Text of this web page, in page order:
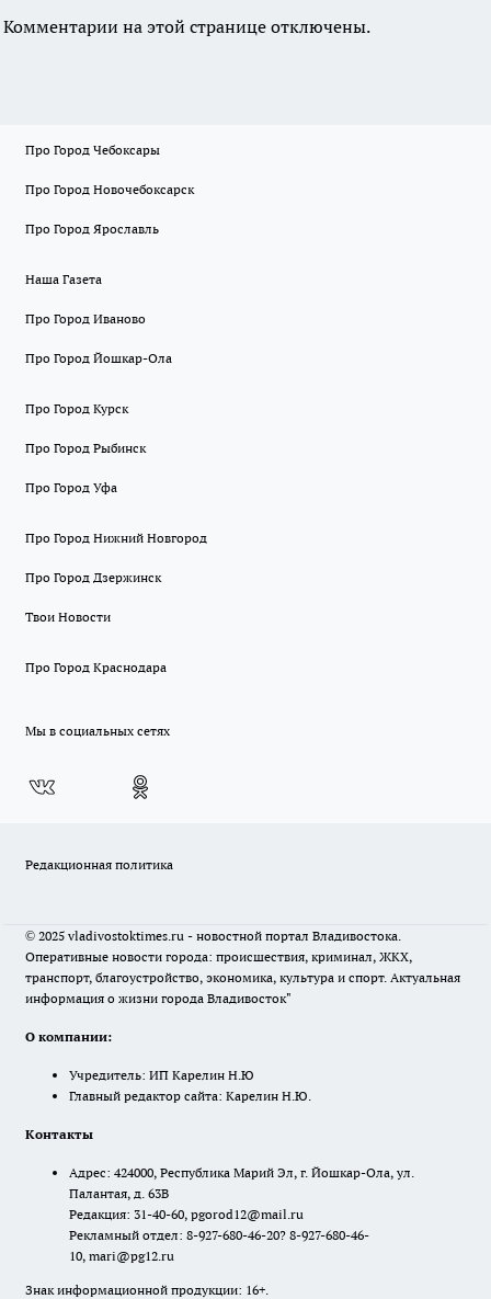
Комментарии на этой странице отключены.
Про Город Чебоксары
Про Город Новочебоксарск
Про Город Ярославль
Наша Газета
Про Город Иваново
Про Город Йошкар-Ола
Про Город Курск
Про Город Рыбинск
Про Город Уфа
Про Город Нижний Новгород
Про Город Дзержинск
Твои Новости
Про Город Краснодара
Мы в социальных сетях
Редакционная политика
© 2025 vladivostoktimes.ru - новостной портал Владивостока.
Оперативные новости города: происшествия, криминал, ЖКХ,
транспорт, благоустройство, экономика, культура и спорт. Актуальная
информация о жизни города Владивосток"
О компании:
Учредитель: ИП Карелин Н.Ю
Главный редактор сайта: Карелин Н.Ю.
Контакты
Адрес: 424000, Республика Марий Эл, г. Йошкар-Ола, ул.
Палантая, д. 63В
Редакция: 31-40-60, pgorod12@mail.ru
Рекламный отдел: 8-927-680-46-20? 8-927-680-46-
10, mari@pg12.ru
Знак информационной продукции: 16+.